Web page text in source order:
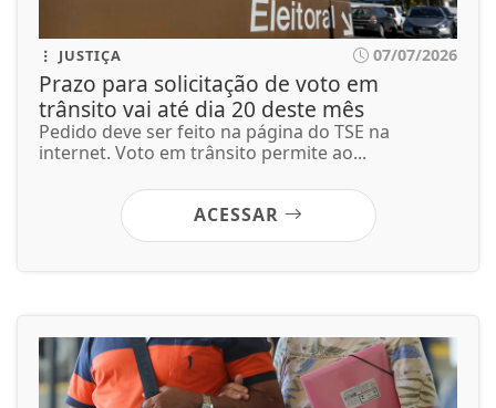
JUSTIÇA 07/07/2026
Prazo para solicitação de voto em
trânsito vai até dia 20 deste mês
Pedido deve ser feito na página do TSE na
internet. Voto em trânsito permite ao...
ACESSAR